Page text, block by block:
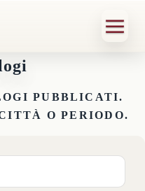
PUBBLICATI.
O PERIODO.